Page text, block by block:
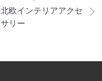
北欧インテリアアクセ
サリー